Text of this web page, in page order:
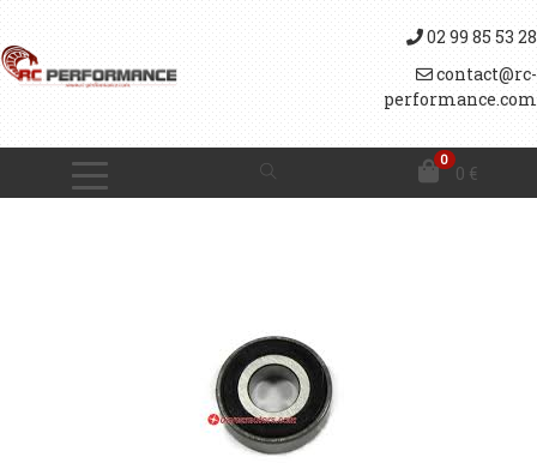
02 99 85 53 28
contact@rc-
performance.com
0
0 €